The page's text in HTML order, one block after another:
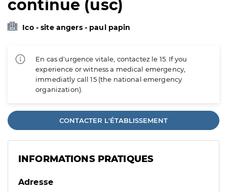
continue (usc)
Ico - site angers - paul papin
En cas d'urgence vitale, contactez le 15. If you
experience or witness a medical emergency,
immediatly call 15 (the national emergency
organization).
CONTACTER L'ÉTABLISSEMENT
INFORMATIONS PRATIQUES
Adresse